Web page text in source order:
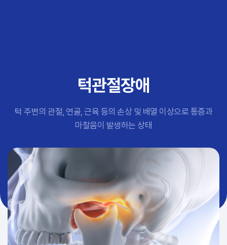
#교통사고후유증 #허리디스크
#추나요법
턱관절장애
턱 주변의 관절, 연골, 근육 등의 손상 및 배열 이상으로 통증과
마찰음이 발생하는 상태